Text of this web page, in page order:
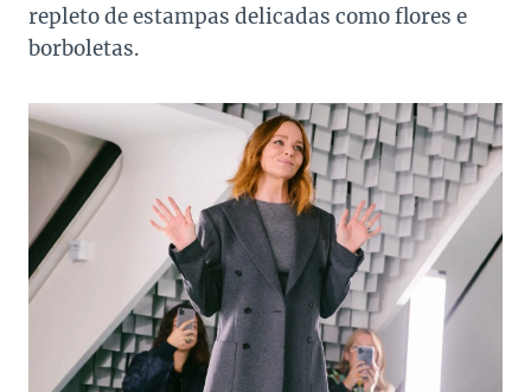
repleto de estampas delicadas como flores e
borboletas.